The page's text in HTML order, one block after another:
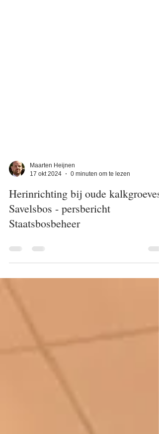
Maarten Heijnen
17 okt 2024
0 minuten om te lezen
Herinrichting bij oude kalkgroeves
Savelsbos - persbericht
Staatsbosbeheer